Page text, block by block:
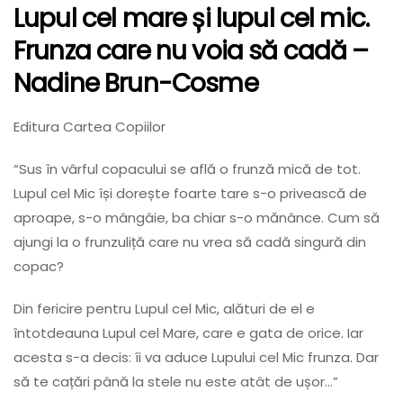
Lupul cel mare și lupul cel mic.
Frunza care nu voia să cadă –
Nadine Brun-Cosme
Editura Cartea Copiilor
“Sus în vârful copacului se află o frunză mică de tot.
Lupul cel Mic își dorește foarte tare s-o privească de
aproape, s-o mângâie, ba chiar s-o mănânce. Cum să
ajungi la o frunzuliță care nu vrea să cadă singură din
copac?
Din fericire pentru Lupul cel Mic, alături de el e
întotdeauna Lupul cel Mare, care e gata de orice. Iar
acesta s-a decis: îi va aduce Lupului cel Mic frunza. Dar
să te cațări până la stele nu este atât de ușor…”